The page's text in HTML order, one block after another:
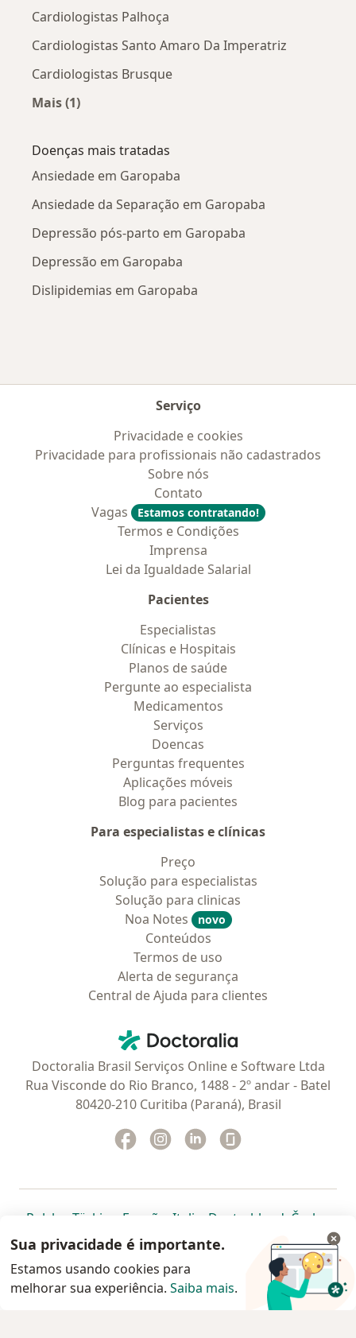
Cardiologistas Palhoça
Cardiologistas Santo Amaro Da Imperatriz
Cardiologistas Brusque
Mais (1)
Doenças mais tratadas
Ansiedade em Garopaba
Ansiedade da Separação em Garopaba
Depressão pós-parto em Garopaba
Depressão em Garopaba
Dislipidemias em Garopaba
Serviço
Privacidade e cookies
Privacidade para profissionais não cadastrados
Sobre nós
Contato
Vagas
Estamos contratando!
Termos e Condições
Imprensa
Lei da Igualdade Salarial
Pacientes
Especialistas
Clínicas e Hospitais
Planos de saúde
Pergunte ao especialista
Medicamentos
Serviços
Doencas
Perguntas frequentes
Aplicações móveis
Blog para pacientes
Para especialistas e clínicas
Preço
Solução para especialistas
Solução para clinicas
Noa Notes
novo
Conteúdos
Termos de uso
Alerta de segurança
Central de Ajuda para clientes
Doctoralia - Homepage
Doctoralia Brasil Serviços Online e Software Ltda
Rua Visconde do Rio Branco, 1488 - 2º andar - Batel
80420-210 Curitiba (Paraná), Brasil
Facebook
abre num novo separador
Instagram
abre num novo separador
Linkedin
abre num novo
Polska abre num novo separador
Türkiye abre num novo separador
España abre num novo separador
Italia abre num novo
Deutschlandabre num
Česko
Portugal abre num novo separador
, México abre num novo separador
, abre num novo separador
Brasil abre num novoabre num
abre
Colombia abre num novo
www.doctoralia.com.br © 2026 - Agende agora sua
Sua privacidade é importante.
Estamos usando cookies para
melhorar sua experiência. Saiba mais.